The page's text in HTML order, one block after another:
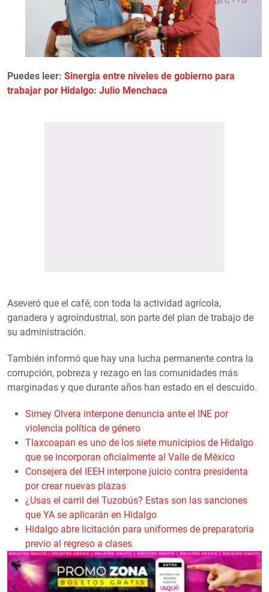
Puedes leer: Sinergia entre niveles de gobierno para
trabajar por Hidalgo: Julio Menchaca
Aseveró que el café, con toda la actividad agrícola,
ganadera y agroindustrial, son parte del plan de trabajo de
su administración.
También informó que hay una lucha permanente contra la
corrupción, pobreza y rezago en las comunidades más
marginadas y que durante años han estado en el descuido.
Simey Olvera interpone denuncia ante el INE por
violencia política de género
Tlaxcoapan es uno de los siete municipios de Hidalgo
que se incorporan oficialmente al Valle de México
Consejera del IEEH interpone juicio contra presidenta
por crear nuevas plazas
¿Usas el carril del Tuzobús? Estas son las sanciones
que YA se aplicarán en Hidalgo
Hidalgo abre licitación para uniformes de preparatoria
previo al regreso a clases